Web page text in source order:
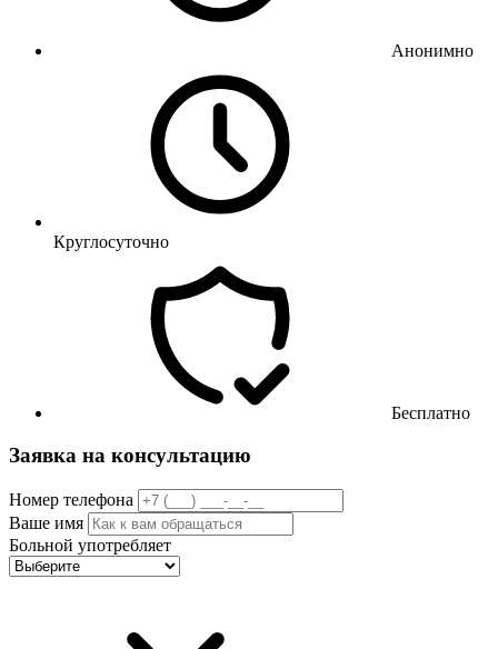
Анонимно
Круглосуточно
Бесплатно
Заявка на консультацию
Номер телефона
Ваше имя
Больной употребляет